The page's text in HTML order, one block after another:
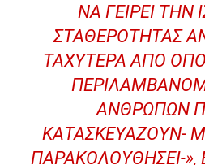
ΝΑ ΓΕΊΡΕΙ ΤΗΝ
ΣΤΑΘΕΡΌΤΗΤΑΣ
ΤΑΧΎΤΕΡΑ ΑΠΌ
ΑΝΘΡΏΠΩΝ
ΚΑΤΑΣΚΕΥΆΖΟΥΝ-
ΠΑΡΑΚΟΛΟΥΘΉΣΕΙ-»,